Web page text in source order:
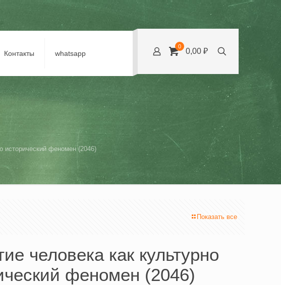
Контакты whatsapp
0
0,00 ₽
исторический феномен (2046)
Показать все
человека как культурно
феномен (2046)